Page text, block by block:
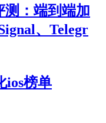
测：端到端加
、Telegr
ios榜单